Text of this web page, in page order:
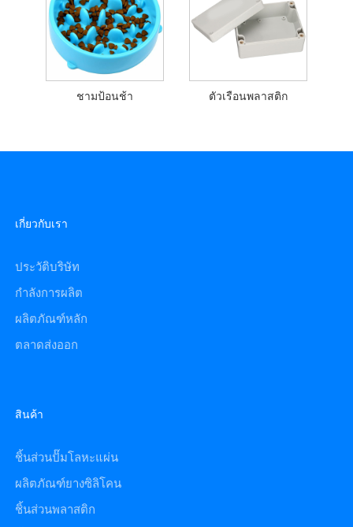
ชามป้อนช้า ตัวเรือนพลาสติก
เกี่ยวกับเรา
ประวัติบริษัท
กำลังการผลิต
ผลิตภัณฑ์หลัก
ตลาดส่งออก
สินค้า
ชิ้นส่วนปั๊มโลหะแผ่น
ผลิตภัณฑ์ยางซิลิโคน
ชิ้นส่วนพลาสติก